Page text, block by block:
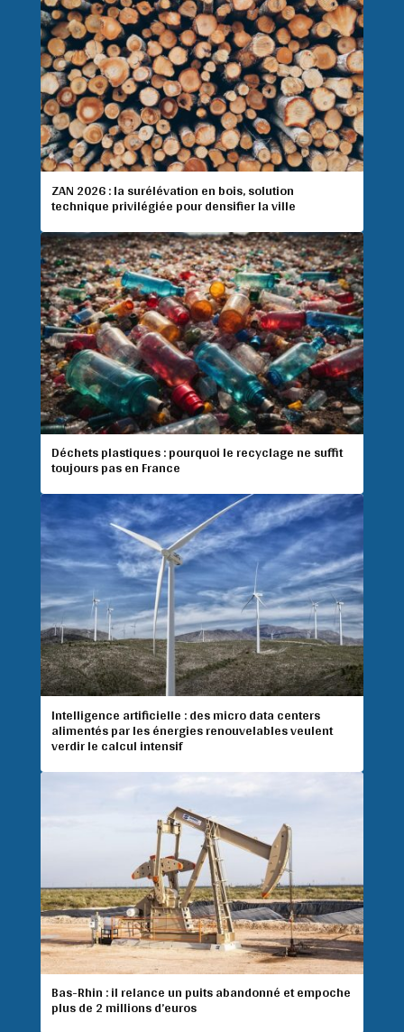
ZAN 2026 : la surélévation en bois, solution
technique privilégiée pour densifier la ville
Déchets plastiques : pourquoi le recyclage ne suffit
toujours pas en France
Intelligence artificielle : des micro data centers
alimentés par les énergies renouvelables veulent
verdir le calcul intensif
Bas-Rhin : il relance un puits abandonné et empoche
plus de 2 millions d’euros